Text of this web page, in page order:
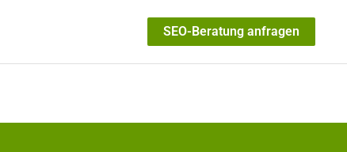
SEO-Beratung anfragen